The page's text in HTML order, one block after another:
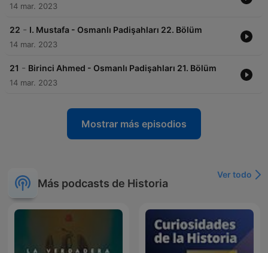
14 mar. 2023
22 - I. Mustafa - Osmanlı Padişahları 22. Bölüm
14 mar. 2023
21 - Birinci Ahmed - Osmanlı Padişahları 21. Bölüm
14 mar. 2023
Mostrar más episodios
Más podcasts de Historia
Ver todo